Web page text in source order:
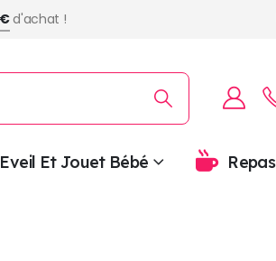
d'achat !
Eveil Et Jouet Bébé Repas